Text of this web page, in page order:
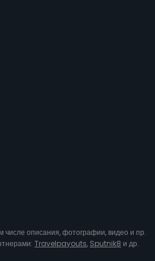
числе описания, фотографии, видео и пр.
Travelpayouts, Sputnik8 и др.